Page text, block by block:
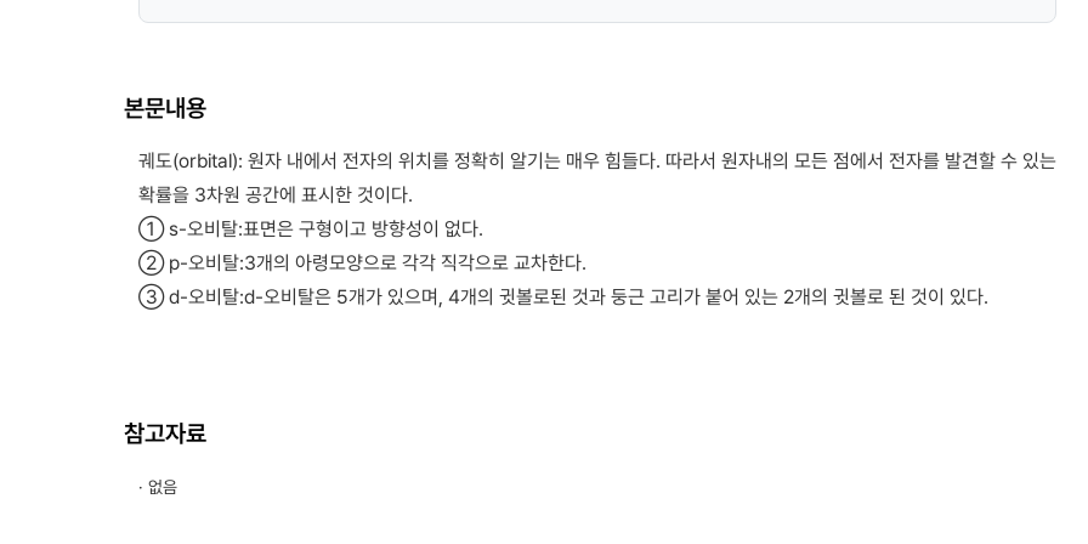
본문내용
궤도(orbital): 원자 내에서 전자의 위치를 정확히 알기는 매우 힘들다. 따라서 원자내의 모든 점에서 전자를 발견할 수 있는
확률을 3차원 공간에 표시한 것이다.
① s-오비탈:표면은 구형이고 방향성이 없다.
② p-오비탈:3개의 아령모양으로 각각 직각으로 교차한다.
③ d-오비탈:d-오비탈은 5개가 있으며, 4개의 귓볼로된 것과 둥근 고리가 붙어 있는 2개의 귓볼로 된 것이 있다.
참고자료
· 없음